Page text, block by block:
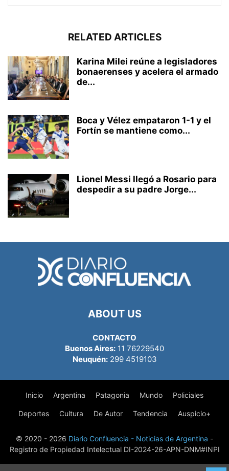
RELATED ARTICLES
Karina Milei reúne a legisladores
bonaerenses y acelera el armado
de...
Boca y Vélez empataron 1-1 y el
Fortín se mantiene como...
Lionel Messi llegó a Rosario para
despedir a su padre Jorge...
ABOUT US
CONTACTO
Buenos Aires: 11 76229540
Neuquén:299 4519103
Inicio Argentina Patagonia Mundo Policiales
Deportes Cultura De Autor Tendencia Auspicio+
© 2020 - 2026 Diario Confluencia - Noticias de Argentina -
Registro de Propiedad Intelectual DI-2024-26-APN-DNM#INPI